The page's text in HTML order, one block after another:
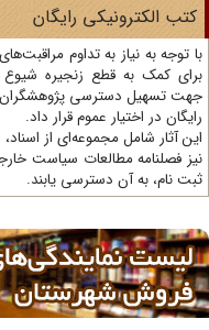
الکترونیکی رایگان
کمک به قطع زنجیره شیوع
تسهیل دسترسی پژوهشگران در
در اختیار عموم قرار داد.
آثار شامل مجموعه‌ای از اسناد،
فصلنامه مطالعات سیاست
نام، به آن دسترسی یابند.